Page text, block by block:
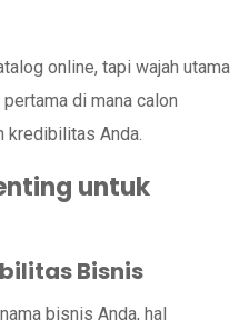
online, tapi wajah utama
di mana calon
kredibilitas Anda.
untuk
Bisnis
bisnis Anda, hal